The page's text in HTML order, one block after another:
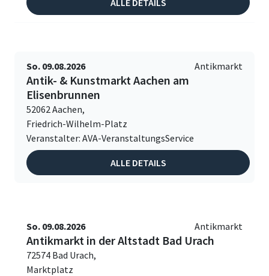
ALLE DETAILS
So. 09.08.2026 Antikmarkt
Antik- & Kunstmarkt Aachen am
Elisenbrunnen
52062 Aachen,
Friedrich-Wilhelm-Platz
Veranstalter: AVA-VeranstaltungsService
ALLE DETAILS
So. 09.08.2026 Antikmarkt
Antikmarkt in der Altstadt Bad Urach
72574 Bad Urach,
Marktplatz